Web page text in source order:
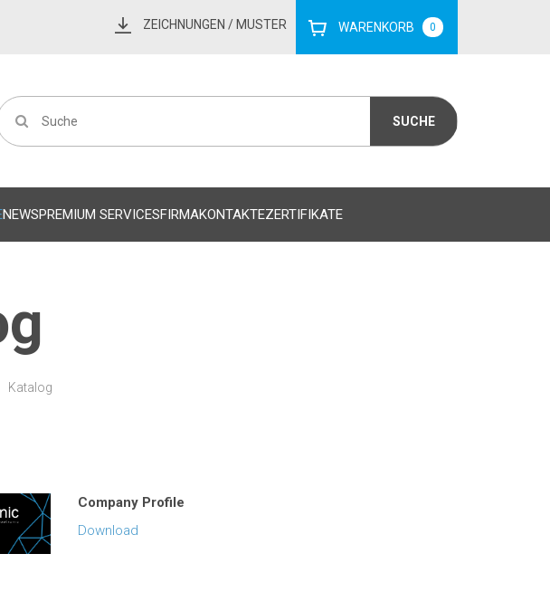
ZEICHNUNGEN / MUSTER WARENKORB 0
NEWSPREMIUM SERVICESFIRMAKONTAKTEZERTIFIKATE
Katalog
Company Profile
Download